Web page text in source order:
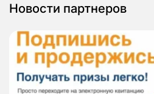
Новости партнеров